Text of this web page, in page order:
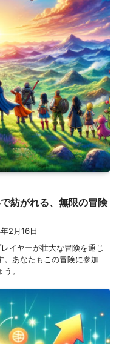
紡がれる、無限の冒険
2月16日
イヤーが壮大な冒険を通じ
。あなたもこの冒険に参加
。